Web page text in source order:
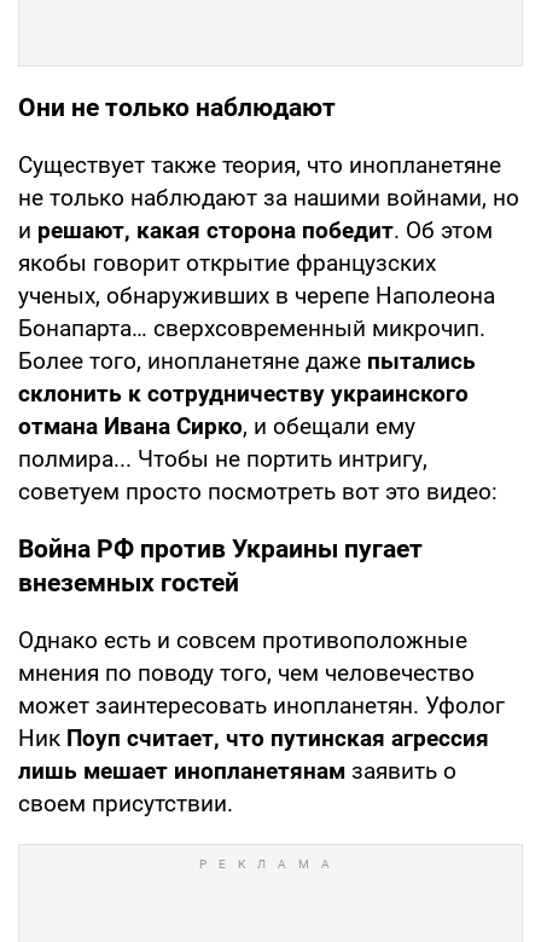
Они не только наблюдают
Существует также теория, что инопланетяне
не только наблюдают за нашими войнами, но
и решают, какая сторона победит. Об этом
якобы говорит открытие французских
ученых, обнаруживших в черепе Наполеона
Бонапарта… сверхсовременный микрочип.
Более того, инопланетяне даже пытались
склонить к сотрудничеству украинского
отмана Ивана Сирко, и обещали ему
полмира... Чтобы не портить интригу,
советуем просто посмотреть вот это видео:
Война РФ против Украины пугает
внеземных гостей
Однако есть и совсем противоположные
мнения по поводу того, чем человечество
может заинтересовать инопланетян. Уфолог
Ник Поуп считает, что путинская агрессия
лишь мешает инопланетянам заявить о
своем присутствии.